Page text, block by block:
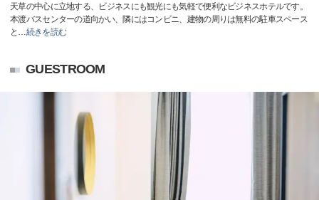
天草の中心に立地する、ビジネスにも観光にも気軽で便利なビジネスホテルです。
本渡バスセンターの道向かい、隣にはコンビニ、建物の周りは無料の駐車スペース
と …続きを読む
GUESTROOM